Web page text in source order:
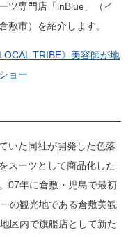
ツ専門店「inBlue」（イ
敷市）を紹介します。
TRIBE》美容師が地
ョー
いた同社が開発した色落
スーツとして商品化した
07年に倉敷・児島で最初
の観光地である倉敷美観
区内で旗艦店として新た